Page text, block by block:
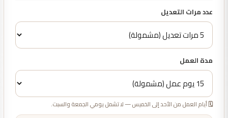
عدد مرات التعديل
مدة العمل
🗓️ أيام العمل من الأحد إلى الخميس — لا تشمل يومي الجمعة والسبت.